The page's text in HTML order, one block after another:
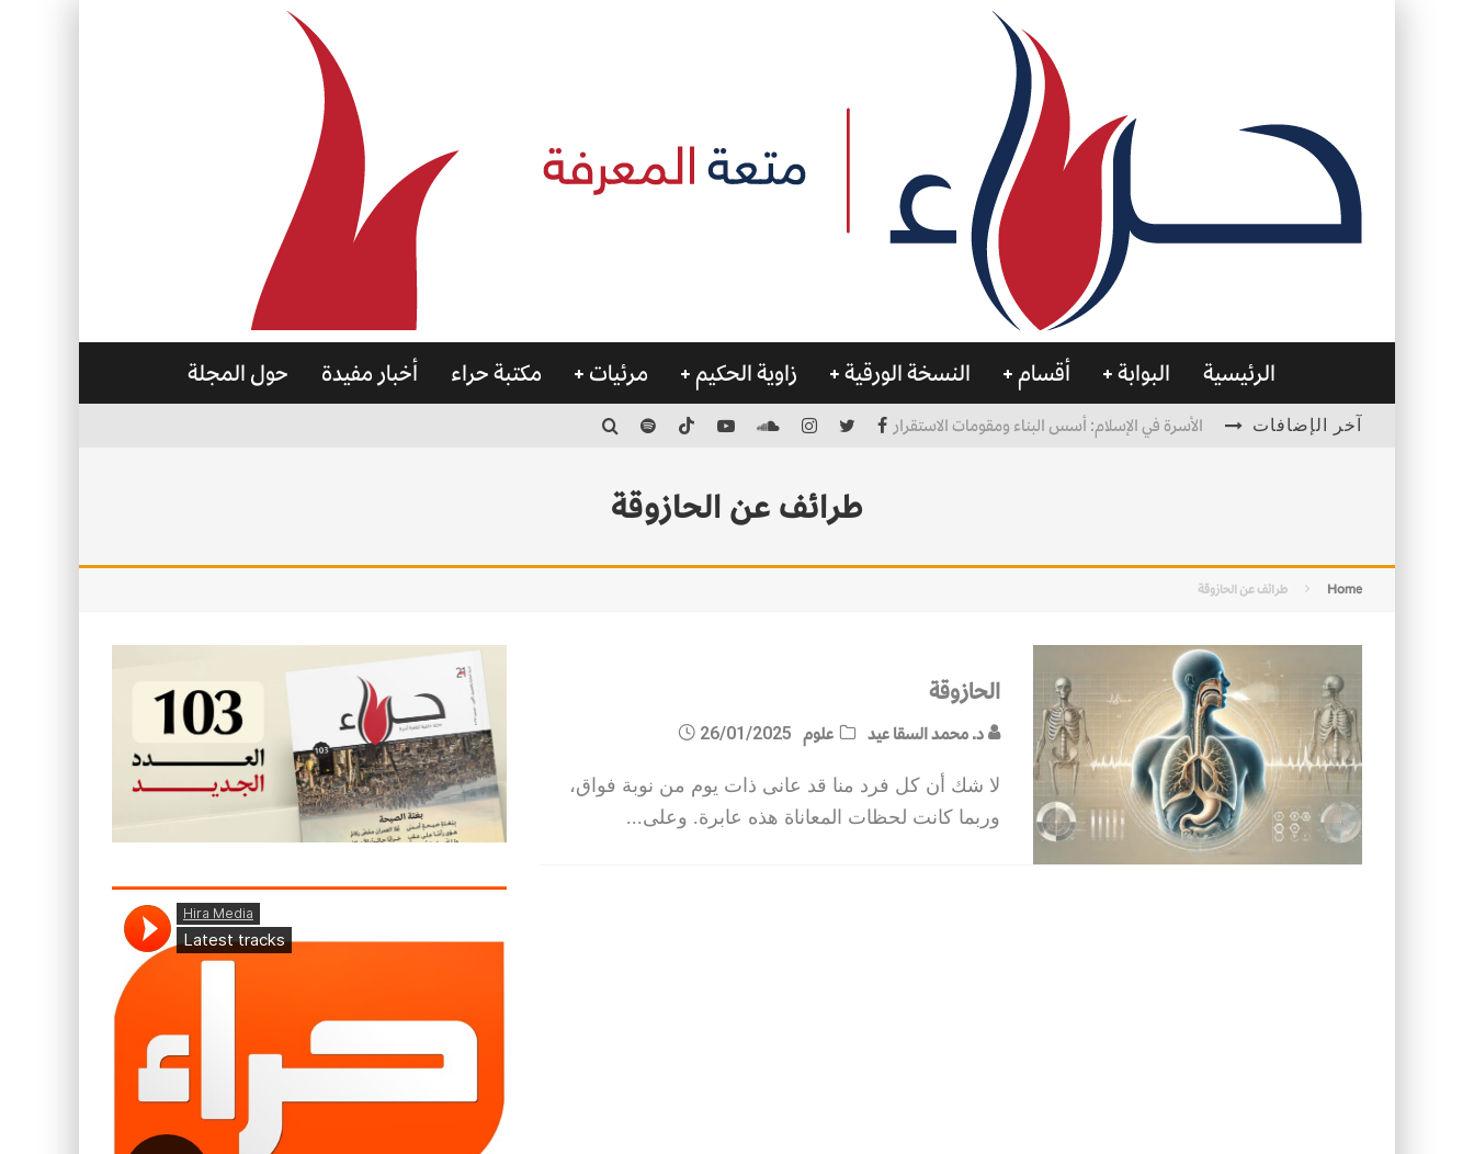
الرئيسية البوابة أقسام النسخة الورقية زاوية الحكيم مرئيات مكتبة حراء أخبار مفيدة حول المجلة
آخر الإضافات الأسرة في الإسلام: أسس البناء ومقومات الاستقرار
طرائف عن الحازوقة
Home طرائف عن الحازوقة
الحازوقة
د. محمد السقا عيد علوم 26/01/2025
لا شك أن كل فرد منا قد عانى ذات يوم من نوبة فواق،
وربما كانت لحظات المعاناة هذه عابرة. وعلى...